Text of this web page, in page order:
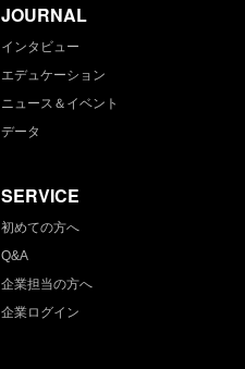
JOURNAL
インタビュー
エデュケーション
ニュース＆イベント
データ
SERVICE
初めての方へ
Q&A
企業担当の方へ
企業ログイン